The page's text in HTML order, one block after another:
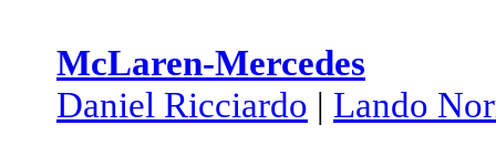
McLaren-Mercedes
Daniel Ricciardo | Lando